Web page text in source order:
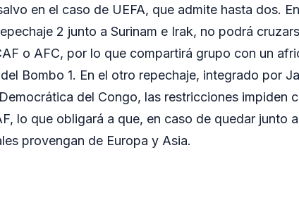
en el caso de UEFA, que admite hasta dos.
2 junto a Surinam e Irak, no podrá
o AFC, por lo que compartirá grupo con un
Bombo 1. En el otro repechaje, integrado por
del Congo, las restricciones impiden
lo que obligará a que, en caso de quedar junto
provengan de Europa y Asia.